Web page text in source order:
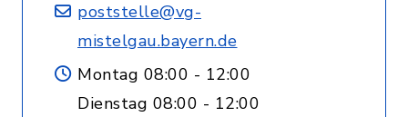
poststelle@vg-
mistelgau.bayern.de
Montag 08:00 - 12:00
Dienstag 08:00 - 12:00